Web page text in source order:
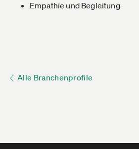
Empathie und Begleitung
Alle Branchenprofile